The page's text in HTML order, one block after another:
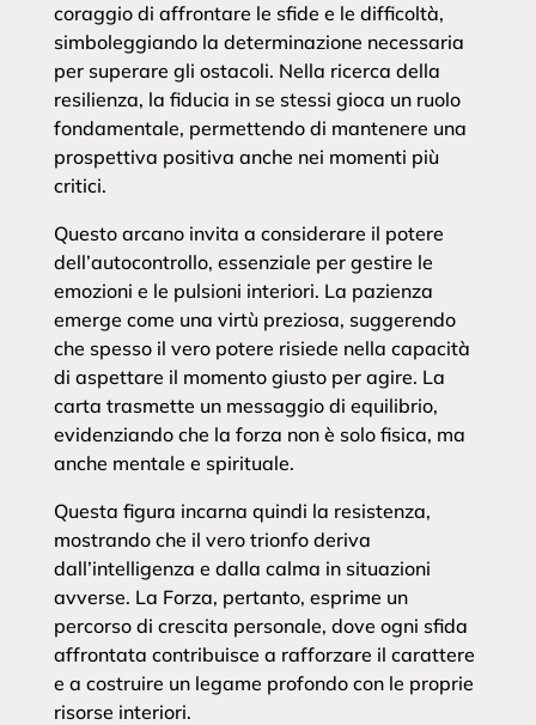
coraggio di affrontare le sfide e le difficoltà,
simboleggiando la determinazione necessaria
per superare gli ostacoli. Nella ricerca della
resilienza, la fiducia in se stessi gioca un ruolo
fondamentale, permettendo di mantenere una
prospettiva positiva anche nei momenti più
critici.
Questo arcano invita a considerare il potere
dell’autocontrollo, essenziale per gestire le
emozioni e le pulsioni interiori. La pazienza
emerge come una virtù preziosa, suggerendo
che spesso il vero potere risiede nella capacità
di aspettare il momento giusto per agire. La
carta trasmette un messaggio di equilibrio,
evidenziando che la forza non è solo fisica, ma
anche mentale e spirituale.
Questa figura incarna quindi la resistenza,
mostrando che il vero trionfo deriva
dall’intelligenza e dalla calma in situazioni
avverse. La Forza, pertanto, esprime un
percorso di crescita personale, dove ogni sfida
affrontata contribuisce a rafforzare il carattere
e a costruire un legame profondo con le proprie
risorse interiori.